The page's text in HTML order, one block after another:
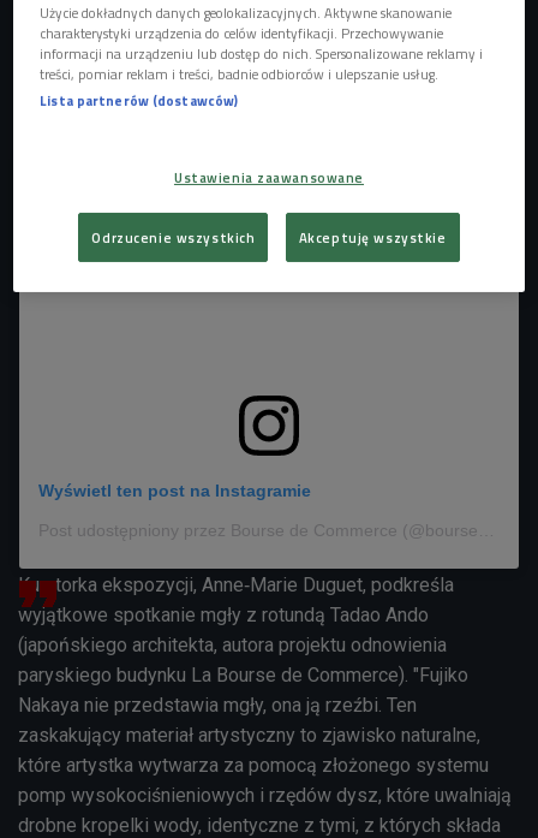
jeszcze bardziej wyjątkowe miejsce - przestrzeń o
nieokreślonym kształcie, w której zwiedzający to znikają to
wyłaniają się z wszechobecnej mgły, sztucznie stworzonej
Wyświetl ten post na Instagramie
Kuratorka ekspozycji, Anne‑Marie Duguet, podkreśla
wyjątkowe spotkanie mgły z rotundą Tadao Ando
(japońskiego architekta, autora projektu odnowienia
paryskiego budynku La Bourse de Commerce). "Fujiko
Nakaya nie przedstawia mgły, ona ją rzeźbi. Ten
zaskakujący materiał artystyczny to zjawisko naturalne,
które artystka wytwarza za pomocą złożonego systemu
pomp wysokociśnieniowych i rzędów dysz, które uwalniają
drobne kropelki wody, identyczne z tymi, z których składa
Użycie dokładnych danych geolokalizacyjnych. Aktywne skanowanie
charakterystyki urządzenia do celów identyfikacji. Przechowywanie
informacji na urządzeniu lub dostęp do nich. Spersonalizowane reklamy i
treści, pomiar reklam i treści, badnie odbiorców i ulepszanie usług.
Lista partnerów (dostawców)
Ustawienia zaawansowane
Odrzucenie wszystkich Akceptuję wszystkie